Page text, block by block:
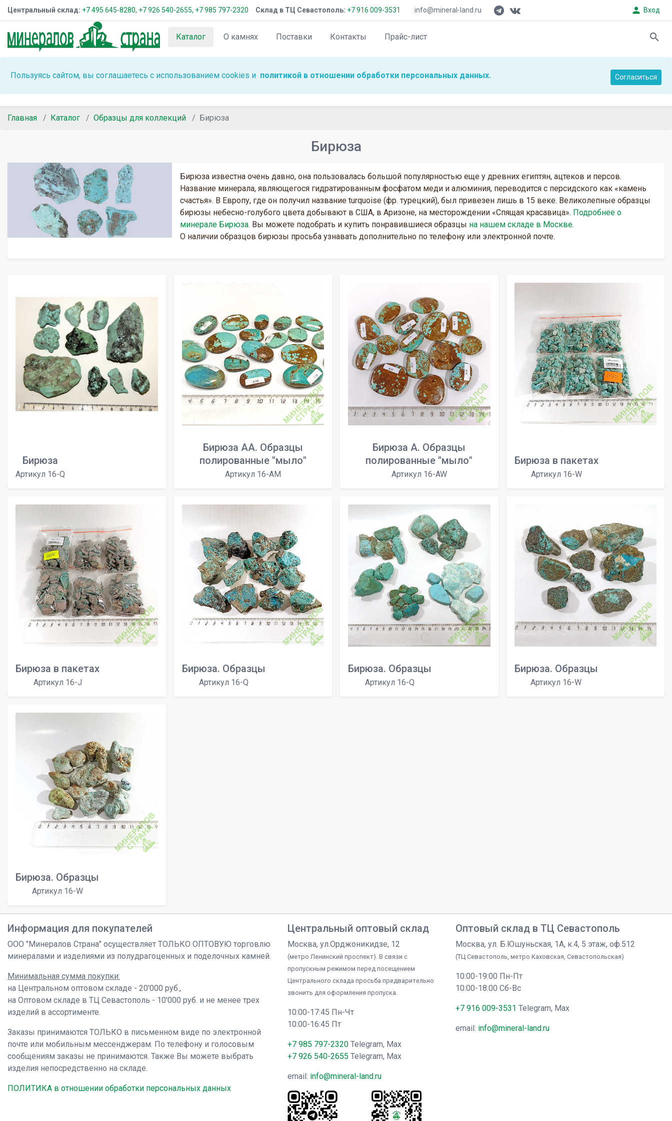
Центральный склад: +7 495 645-8280, +7 926 540-2655, +7 985 797-2320 Склад в ТЦ Севастополь: +7 916 009-3531 info@mineral-land.ru person Вход
Каталог О камнях Поставки Контакты Прайс-лист search
Пользуясь сайтом, вы соглашаетесь с использованием cookies и политикой в отношении обработки персональных данных. Согласиться
Главная Каталог Образцы для коллекций Бирюза
Бирюза
Бирюза известна очень давно, она пользовалась большой популярностью еще у древних египтян, ацтеков и персов.
Название минерала, являющегося гидратированным фосфатом меди и алюминия, переводится с персидского как «камень
счастья». В Европу, где он получил название turquoise (фр. турецкий), был привезен лишь в 15 веке. Великолепные образцы
бирюзы небесно-голубого цвета добывают в США, в Аризоне, на месторождении «Спящая красавица». Подробнее о
минерале Бирюза. Вы можете подобрать и купить понравившиеся образцы на нашем складе в Москве.
О наличии образцов бирюзы просьба узнавать дополнительно по телефону или электронной почте.
Бирюза
Артикул 16-Q
Бирюза АА. Образцы
полированные "мыло"
Артикул 16-АМ
Бирюза А. Образцы
полированные "мыло"
Артикул 16-AW
Бирюза в пакетах
Артикул 16-W
Бирюза в пакетах
Артикул 16-J
Бирюза. Образцы
Артикул 16-Q
Бирюза. Образцы
Артикул 16-Q
Бирюза. Образцы
Артикул 16-W
Бирюза. Образцы
Артикул 16-W
Информация для покупателей
ООО "Минералов Страна" осуществляет ТОЛЬКО ОПТОВУЮ торговлю
минералами и изделиями из полудрагоценных и поделочных камней.
Минимальная сумма покупки:
на Центральном оптовом складе - 20'000 руб.,
на Оптовом складе в ТЦ Севастополь - 10'000 руб. и не менее трех
изделий в ассортименте.
Заказы принимаются ТОЛЬКО в письменном виде по электронной
почте или мобильным мессенджерам. По телефону и голосовым
сообщениям заказы не принимаются. Также Вы можете выбрать
изделия непосредственно на складе.
ПОЛИТИКА в отношении обработки персональных данных
Центральный оптовый склад
Москва, ул.Орджоникидзе, 12
(метро Ленинский проспект). В связи с
пропускным режимом перед посещением
Центрального склада просьба предварительно
звонить для оформления пропуска.
10:00-17:45 Пн-Чт
10:00-16:45 Пт
+7 985 797-2320 Telegram, Max
+7 926 540-2655 Telegram, Max
email: info@mineral-land.ru
Оптовый склад в ТЦ Севастополь
Москва, ул. Б.Юшуньская, 1А, к.4, 5 этаж, оф.512
(ТЦ Севастополь, метро Каховская, Севастопольская)
10:00-19:00 Пн-Пт
10:00-18:00 Сб-Вс
+7 916 009-3531 Telegram, Max
email: info@mineral-land.ru